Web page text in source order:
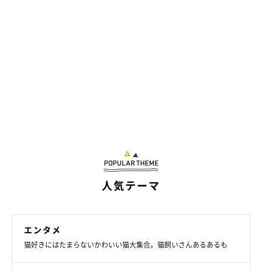
人気テーマ
エンタメ
猫好きにはたまらないかわいい猫大集合。猫飼いさんあるあるも